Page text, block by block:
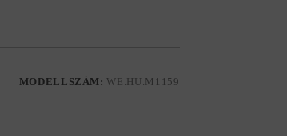
MODELLSZÁM: WE.HU.M1159